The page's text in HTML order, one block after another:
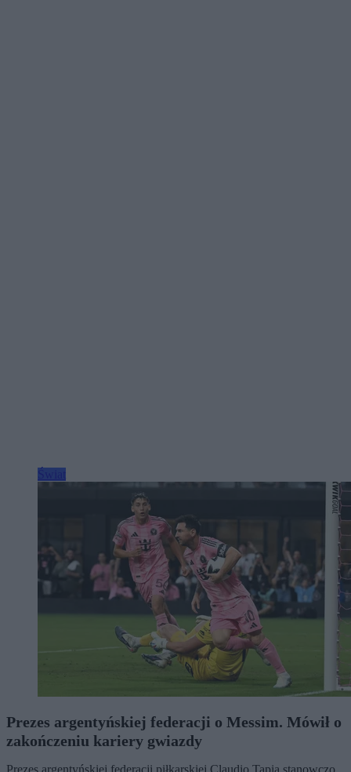
Prezes argentyńskiej federacji o Messim. Mówił o
zakończeniu kariery gwiazdy
Prezes argentyńskiej federacji piłkarskiej Claudio Tapia stanowczo